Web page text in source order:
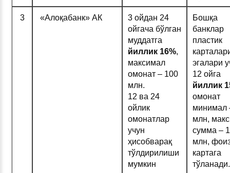
3 «Алоқабанк» АК
3 ойдан 24
ойгача бўлган
муддатга
йиллик 16%,
максимал
омонат – 100
млн.
12 ва 24
ойлик
омонатлар
учун
ҳисобварақ
тўлдирилиши
мумкин
Бошқа
банклар
пластик
эгалари
12 ойга
йиллик 1
омонат
минимал
млн,
сумма –
млн,
картага
тўланади.